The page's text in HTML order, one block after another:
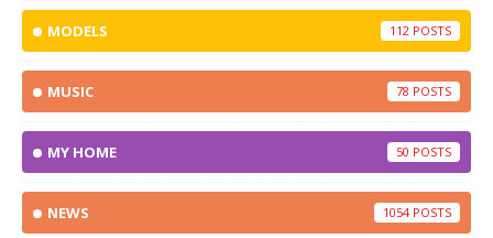
MODELS 112
MUSIC 78
MY HOME 50
NEWS 1054